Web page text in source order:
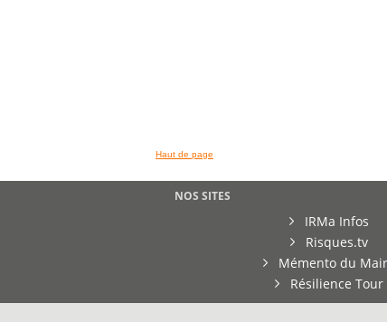
Haut de page
NOS SITES
IRMa Infos
Risques.tv
Mémento du
Résilience Tour